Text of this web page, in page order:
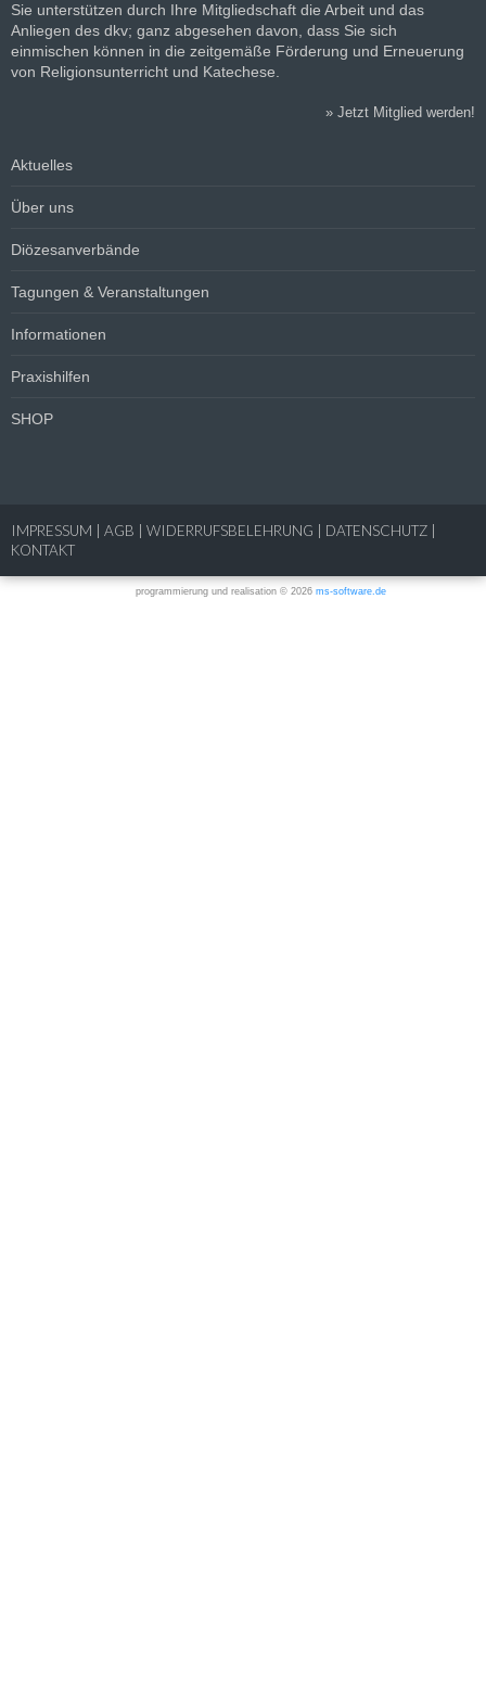
Sie unterstützen durch Ihre Mitgliedschaft die Arbeit und das
Anliegen des dkv; ganz abgesehen davon, dass Sie sich
einmischen können in die zeitgemäße Förderung und Erneuerung
von Religionsunterricht und Katechese.
» Jetzt Mitglied werden!
Aktuelles
Über uns
Diözesanverbände
Tagungen & Veranstaltungen
Informationen
Praxishilfen
SHOP
IMPRESSUM AGB WIDERRUFSBELEHRUNG DATENSCHUTZ
KONTAKT
programmierung und realisation © 2026 ms-software.de